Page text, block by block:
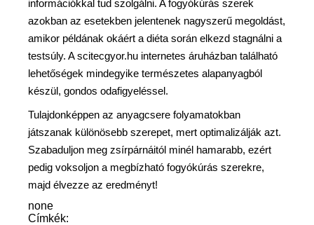
információkkal tud szolgálni. A fogyókúrás szerek
azokban az esetekben jelentenek nagyszerű megoldást,
amikor példának okáért a diéta során elkezd stagnálni a
testsúly. A scitecgyor.hu internetes áruházban található
lehetőségek mindegyike természetes alapanyagból
készül, gondos odafigyeléssel.
Tulajdonképpen az anyagcsere folyamatokban
játszanak különösebb szerepet, mert optimalizálják azt.
Szabaduljon meg zsírpárnáitól minél hamarabb, ezért
pedig voksoljon a megbízható fogyókúrás szerekre,
majd élvezze az eredményt!
none
Címkék: